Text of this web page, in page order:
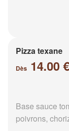
Pizza texane
Dès 14.00 €
Base sauce
poivrons,